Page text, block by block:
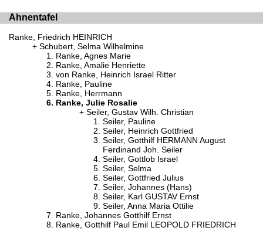
Ahnentafel
Ranke, Friedrich HEINRICH
Schubert, Selma Wilhelmine
Ranke, Agnes Marie
Ranke, Amalie Henriette
von Ranke, Heinrich Israel Ritter
Ranke, Pauline
Ranke, Herrmann
Ranke, Julie Rosalie
Seiler, Gustav Wilh. Christian
Seiler, Pauline
Seiler, Heinrich Gottfried
Seiler, Gotthilf HERMANN August
Ferdinand Joh. Seiler
Seiler, Gottlob Israel
Seiler, Selma
Seiler, Gottfried Julius
Seiler, Johannes (Hans)
Seiler, Karl GUSTAV Ernst
Seiler, Anna Maria Ottilie
Ranke, Johannes Gotthilf Ernst
Ranke, Gotthilf Paul Emil LEOPOLD FRIEDRICH